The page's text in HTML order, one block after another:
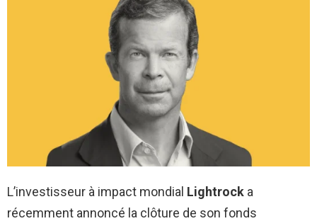
L’investisseur à impact mondial Lightrock a
récemment annoncé la clôture de son fonds